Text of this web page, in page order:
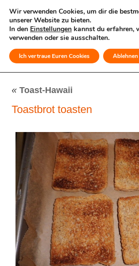
MENÜ
« Toast-Hawaii
Toastbrot toasten
Wir verwenden Cookies, um dir die
unserer Website zu bieten.
In den Einstellungen kannst du erfahren,
verwenden oder sie ausschalten.
Ich vertraue Euren Cookies Ablehnen